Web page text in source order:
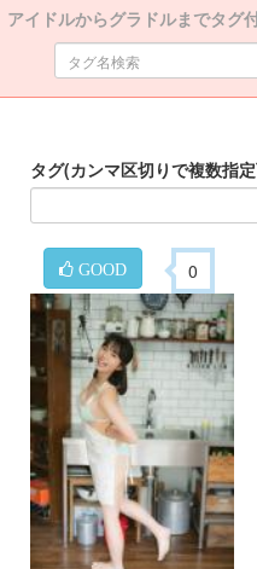
アイドルからグラドルまでタグ
タグ(カンマ区切りで複数指
GOOD 0